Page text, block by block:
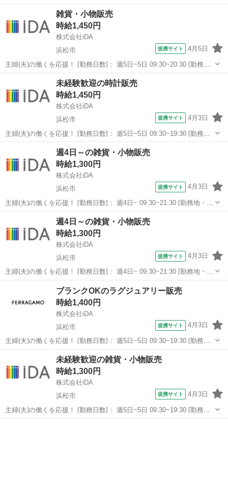
10:00~19:00/11:00~20:00 月/火/水/木/金/土/日 などから選べます [勤務
地・最寄駅]： 静岡県浜松市浜名区 【派遣元】株式会社オープンル...
その他
雑貨・小物販売
時給1,450円
株式会社iDA
浜松市
提携サイト 4月5日
主婦(夫)の働くを応援！ [勤務日数]： 週5日~5日 09:30~20:30 [勤務
地・最寄駅]： 静岡県浜松市中央区 【派遣元】株式会社iDA 浜松駅徒
歩5分 [職種名]：雑貨・小物販売 [求人概要]： 週4～...
その他
未経験歓迎の時計販売
時給1,450円
株式会社iDA
浜松市
提携サイト 4月3日
主婦(夫)の働くを応援！ [勤務日数]： 週5日~5日 09:30~19:30 [勤務
地・最寄駅]： 静岡県浜松市中央区 株式会社フォッシルジャパン
浜松市 その他
週4日～の雑貨・小物販売
時給1,300円
株式会社iDA
浜松市
提携サイト 4月3日
主婦(夫)の働くを応援！ [勤務日数]： 週4日~ 09:30~21:30 [勤務地・最
寄駅]： 静岡県浜松市中央区 株式会社オンデーズ 【派遣元】株式会
社iDA 上島駅バス7分 [職種名]：雑貨・小物販売 [求人...
浜松市 その他
週4日～の雑貨・小物販売
時給1,300円
株式会社iDA
浜松市
提携サイト 4月3日
主婦(夫)の働くを応援！ [勤務日数]： 週4日~ 09:30~21:30 [勤務地・最
寄駅]： 静岡県浜松市中央区 株式会社オンデーズ 【派遣元】株式会
社iDA 浜松駅バス30分 [職種名]：雑貨・小物販売 [求...
その他
ブランクOKのラグジュアリー販売
時給1,400円
株式会社iDA
浜松市
提携サイト 4月3日
主婦(夫)の働くを応援！ [勤務日数]： 週5日~5日 09:30~19:30 [勤務
地・最寄駅]： 静岡県浜松市中央区 フェラガモ・ジャパン株式会社
【派遣元】株式会社iDA 浜松駅徒歩1分 [職種名]：ラグジュア...
その他
未経験歓迎の雑貨・小物販売
時給1,300円
株式会社iDA
浜松市
提携サイト 4月3日
主婦(夫)の働くを応援！ [勤務日数]： 週5日~5日 09:30~19:30 [勤務
地・最寄駅]： 静岡県浜松市中央区 フェイラージャパン株式会社